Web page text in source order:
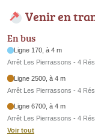
Venir en
En bus
Ligne 170, à 4 m
Arrêt Les Pierrassons - 4
Ligne 2500, à 4 m
Arrêt Les Pierrassons - 4
Ligne 6700, à 4 m
Arrêt Les Pierrassons - 4
Voir tout